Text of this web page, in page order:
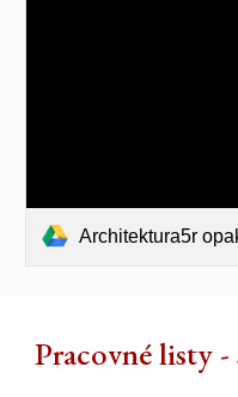
Architektura5r
Pracovné listy